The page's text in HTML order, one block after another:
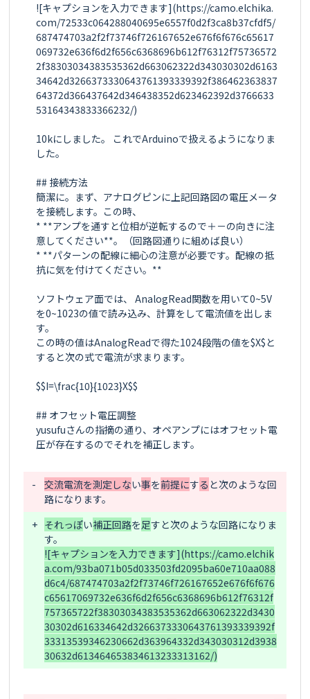
![キャプションを入力できます](https://camo.elchika.
com/72533c064288040695e6557f0d2f3ca8b37cfdf5/
687474703a2f2f73746f726167652e676f6f676c65617
069732e636f6d2f656c6368696b612f76312f75736572
2f38303034383535362d663062322d343030302d6163
34642d3266373330643761393339392f386462363837
64372d366437642d346438352d623462392d3766633
53164343833366232/)
10kにしました。 これでArduinoで扱えるようになりま
した。
## 接続方法
簡潔に。まず、アナログピンに上記回路図の電圧メータ
を接続します。この時、
* **アンプを通すと位相が逆転するので＋－の向きに注
意してください**。（回路図通りに組めば良い）
* **パターンの配線に細心の注意が必要です。配線の抵
抗に気を付けてください。**
ソフトウェア面では、 AnalogRead関数を用いて0~5V
を0~1023の値で読み込み、計算をして電流値を出しま
す。
この時の値はAnalogReadで得た1024段階の値を$X$と
すると次の式で電流が求まります。
$$I=\frac{10}{1023}X$$
## オフセット電圧調整
yusufuさんの指摘の通り、オペアンプにはオフセット電
圧が存在するのでそれを補正します。
- 交流電流を測定しない事を前提にする と次のような回
+ それっぽい補正回路を足すと次のような回路になりま
![キャプションを入力できます](https://camo.elchik
a.com/93ba071b05d033503fd2095ba60e710aa088
d6c4/687474703a2f2f73746f726167652e676f6f676
c65617069732e636f6d2f656c6368696b612f76312f
757365722f38303034383535362d663062322d3430
30302d616334642d3266373330643761393339392f
33313539346230662d363964332d343030312d3938